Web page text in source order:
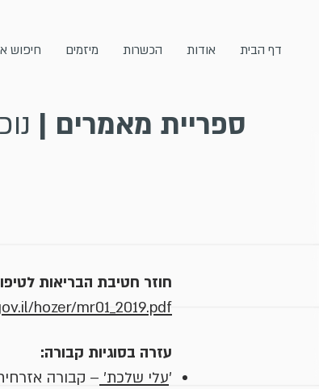
דף הבית אודות הכשרות מיזמים חיפוש
ספריית מאמרים |
חוזר חטיבת הבריאות
hozer/mr01_2019.pdf
עזרה בסוגיות קבורה:
'עלי שלכת' – קבורה